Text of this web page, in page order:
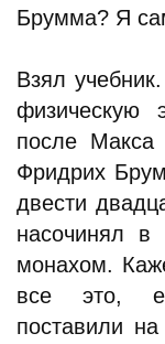
Брумма? Я
Взял
физическую
после
Фридрих
двести
насочинял в
монахом.
все это,
поставили